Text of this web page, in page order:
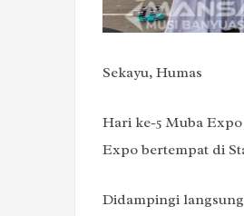
Sekayu, Humas
Hari ke-5 Muba
Expo bertempat di
Didampingi